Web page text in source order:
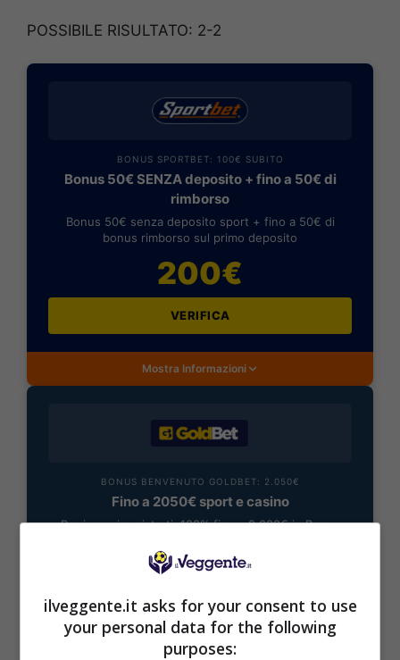
POSSIBILE RISULTATO: 2-2
BONUS SPORTBET: 100€ SUBITO
Bonus 50€ SENZA deposito + fino a 50€ di
rimborso
Bonus 50€ senza deposito sport + fino a 50€ di
bonus rimborso sul primo deposito
200€
VERIFICA
Mostra Informazioni
BONUS BENVENUTO GOLDBET: 2.050€
Fino a 2050€ sport e casino
Per i nuovi registrati: 100% fino a 2.000€ in Bonus
2050€
VERIFICA
ilveggente.it asks for your consent to use
your personal data for the following
purposes: